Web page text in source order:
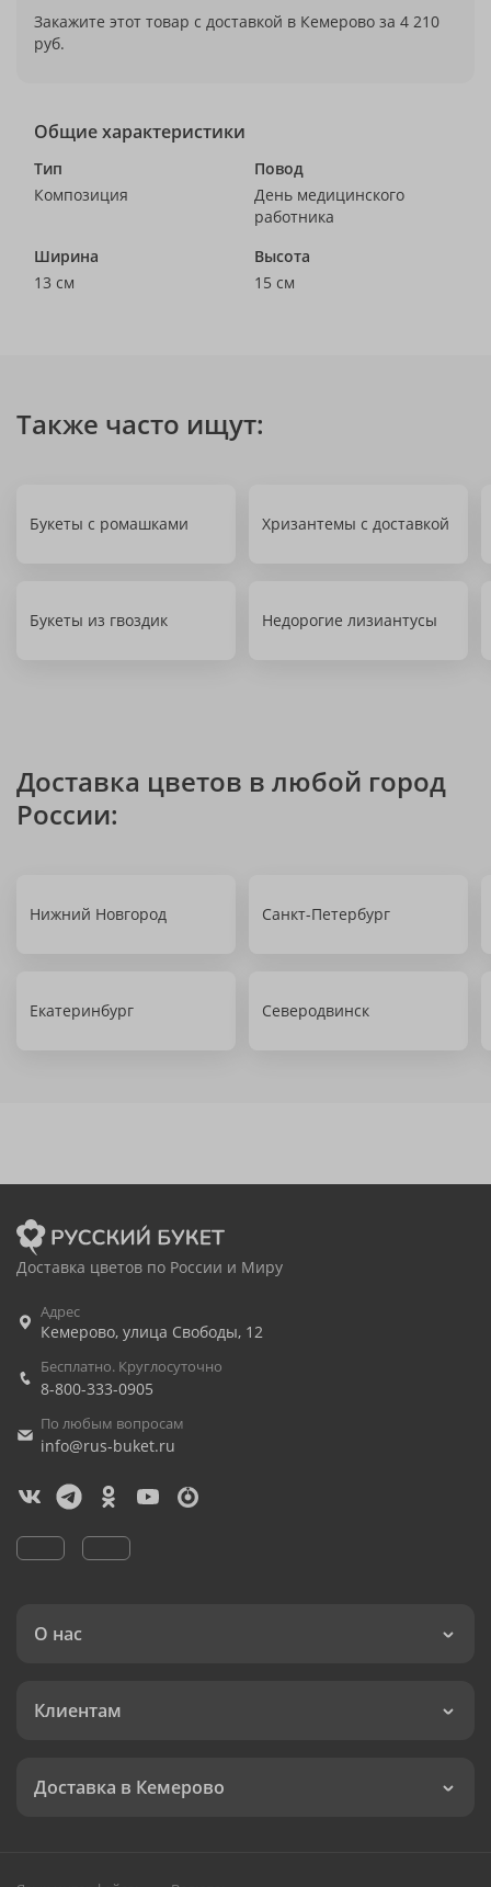
Закажите этот товар с доставкой в Кемерово за 4 210
руб.
Общие характеристики
Тип
Композиция
Повод
День медицинского
работника
Ширина
13 см
Высота
15 см
Также часто ищут:
Букеты с ромашками Хризантемы с доставкой
Букеты из гвоздик Недорогие лизиантусы
Доставка цветов в любой город
России:
Нижний Новгород Санкт-Петербург
Екатеринбург Северодвинск
Доставка цветов по России и Миру
Адрес
Кемерово, улица Свободы, 12
Бесплатно. Круглосуточно
8-800-333-0905
По любым вопросам
info@rus-buket.ru
О нас
Клиентам
Доставка в Кемерово